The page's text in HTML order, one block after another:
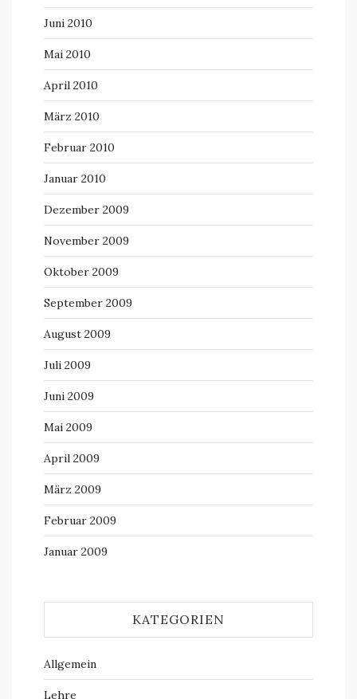
Juni 2010
Mai 2010
April 2010
März 2010
Februar 2010
Januar 2010
Dezember 2009
November 2009
Oktober 2009
September 2009
August 2009
Juli 2009
Juni 2009
Mai 2009
April 2009
März 2009
Februar 2009
Januar 2009
KATEGORIEN
Allgemein
Lehre